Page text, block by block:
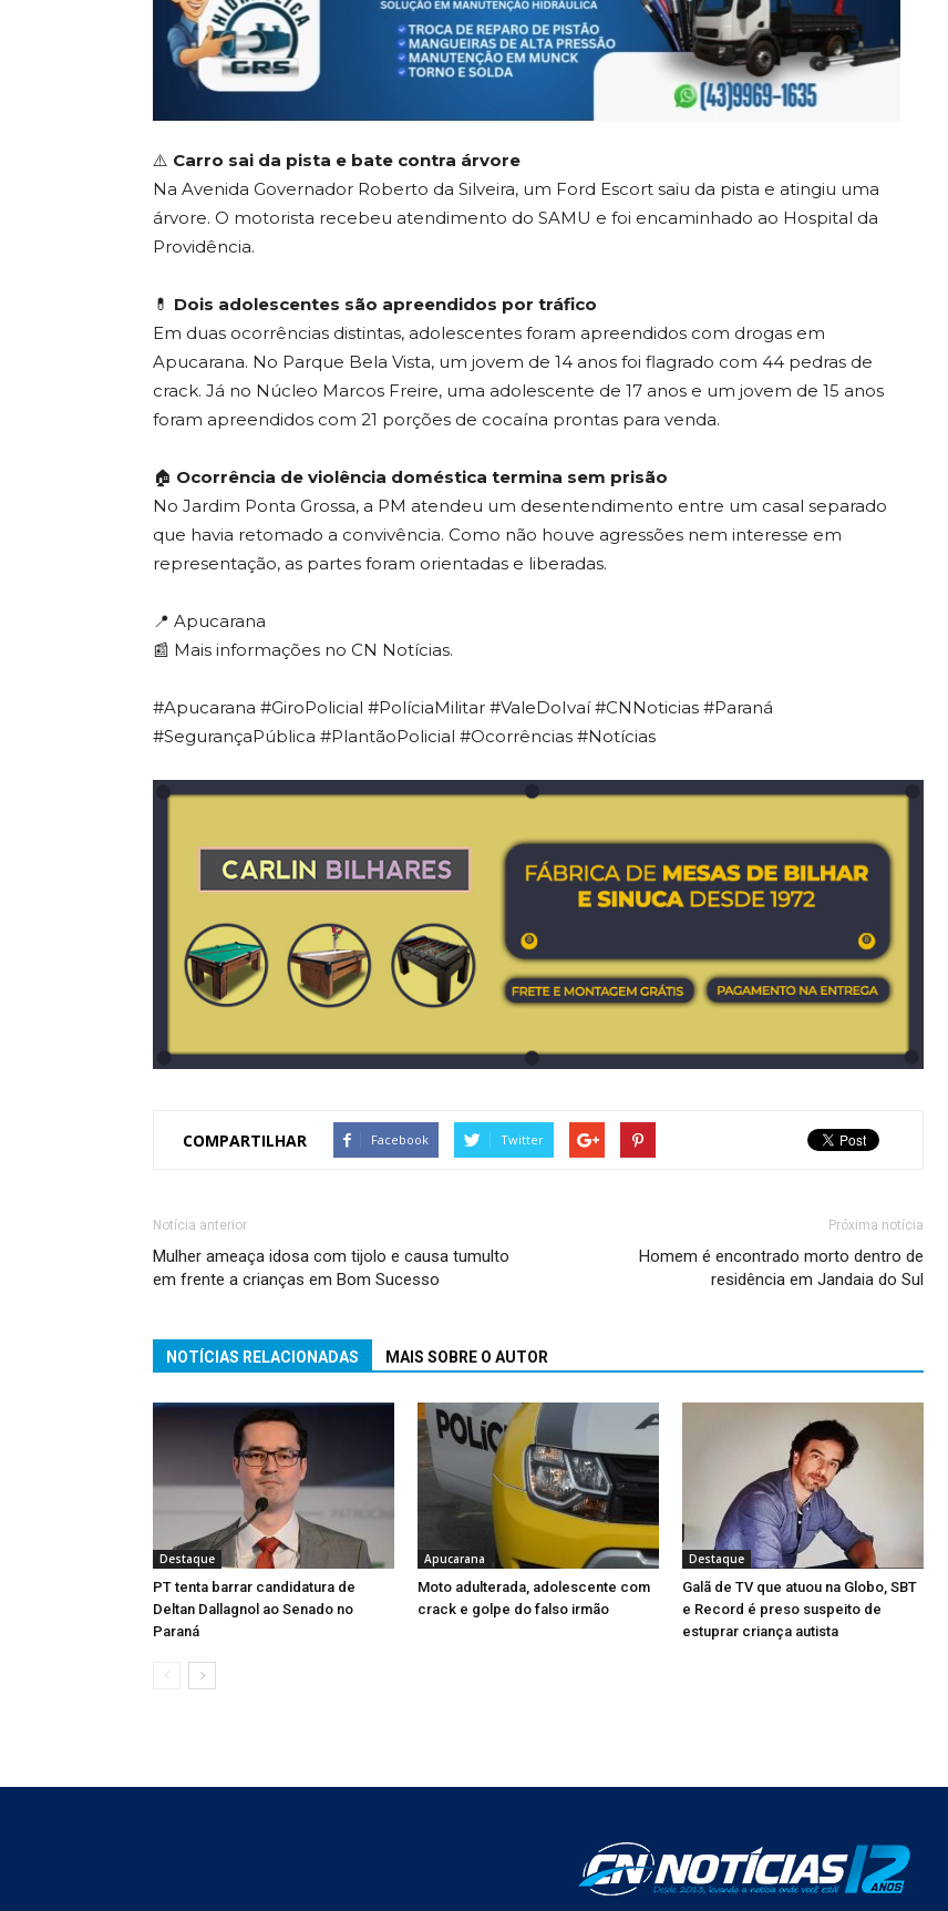
⚠️ Carro sai da pista e bate contra árvore
Na Avenida Governador Roberto da Silveira, um Ford Escort saiu da pista e atingiu uma
árvore. O motorista recebeu atendimento do SAMU e foi encaminhado ao Hospital da
Providência.
💊 Dois adolescentes são apreendidos por tráfico
Em duas ocorrências distintas, adolescentes foram apreendidos com drogas em
Apucarana. No Parque Bela Vista, um jovem de 14 anos foi flagrado com 44 pedras de
crack. Já no Núcleo Marcos Freire, uma adolescente de 17 anos e um jovem de 15 anos
foram apreendidos com 21 porções de cocaína prontas para venda.
🏠 Ocorrência de violência doméstica termina sem prisão
No Jardim Ponta Grossa, a PM atendeu um desentendimento entre um casal separado
que havia retomado a convivência. Como não houve agressões nem interesse em
representação, as partes foram orientadas e liberadas.
📍 Apucarana
📰 Mais informações no CN Notícias.
#Apucarana #GiroPolicial #PolíciaMilitar #ValeDoIvaí #CNNoticias #Paraná
#SegurançaPública #PlantãoPolicial #Ocorrências #Notícias
COMPARTILHAR Facebook Twitter
Notícia anterior
Mulher ameaça idosa com tijolo e causa tumulto
em frente a crianças em Bom Sucesso
Próxima notícia
Homem é encontrado morto dentro de
residência em Jandaia do Sul
NOTÍCIAS RELACIONADAS MAIS SOBRE O AUTOR
Destaque
PT tenta barrar candidatura de
Deltan Dallagnol ao Senado no
Paraná
Apucarana
Moto adulterada, adolescente com
crack e golpe do falso irmão
Destaque
Galã de TV que atuou na Globo, SBT
e Record é preso suspeito de
estuprar criança autista